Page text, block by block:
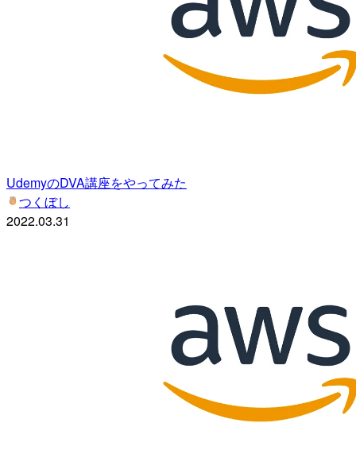
UdemyのDVA講座をやってみた
つくぼし
2022.03.31